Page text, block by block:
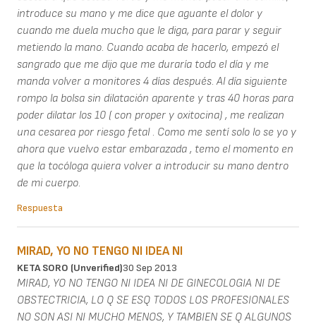
introduce su mano y me dice que aguante el dolor y
cuando me duela mucho que le diga, para parar y seguir
metiendo la mano. Cuando acaba de hacerlo, empezó el
sangrado que me dijo que me duraría todo el día y me
manda volver a monitores 4 días después. Al día siguiente
rompo la bolsa sin dilatación aparente y tras 40 horas para
poder dilatar los 10 ( con proper y oxitocina) , me realizan
una cesarea por riesgo fetal . Como me sentí solo lo se yo y
ahora que vuelvo estar embarazada , temo el momento en
que la tocóloga quiera volver a introducir su mano dentro
de mi cuerpo.
Respuesta
MIRAD, YO NO TENGO NI IDEA NI
KETA SORO (unverified)30 Sep 2013
MIRAD, YO NO TENGO NI IDEA NI DE GINECOLOGIA NI DE
OBSTECTRICIA, LO Q SE ESQ TODOS LOS PROFESIONALES
NO SON ASI NI MUCHO MENOS, Y TAMBIEN SE Q ALGUNOS